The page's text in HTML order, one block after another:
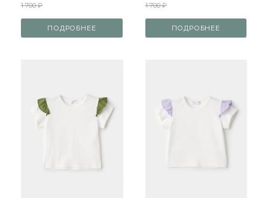
1 700 ₽
ПОДРОБНЕЕ
1 700 ₽
ПОДРОБНЕЕ